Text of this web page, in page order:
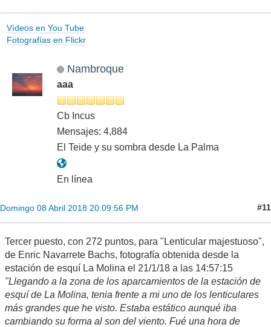
Vídeos en You Tube
Fotografías en Flickr
Nambroque
aaa
Cb Incus
Mensajes: 4,884
El Teide y su sombra desde La Palma
En línea
Domingo 08 Abril 2018 20:09:56 PM #11
Tercer puesto, con 272 puntos, para "Lenticular majestuoso",
de Enric Navarrete Bachs, fotografía obtenida desde la
estación de esquí La Molina el 21/1/18 a las 14:57:15
"Llegando a la zona de los aparcamientos de la estación de
esquí de La Molina, tenia frente a mi uno de los lenticulares
más grandes que he visto. Estaba estático aunqué iba
cambiando su forma al son del viento. Fué una hora de